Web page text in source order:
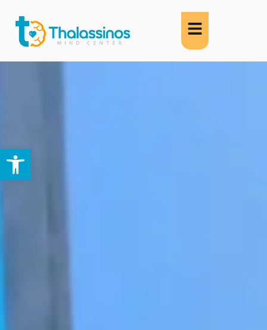
Abrir barra de herramientas